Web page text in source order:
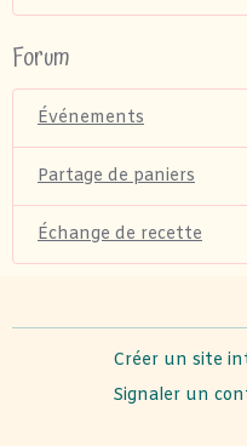
Forum
Événements
Partage de paniers
Échange de recette
Créer un site
Signaler un